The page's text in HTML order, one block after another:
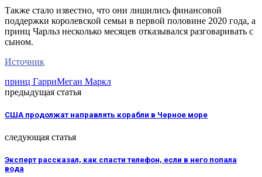
Также стало известно, что они лишились финансовой
поддержки королевской семьи в первой половине 2020 года, а
принц Чарльз несколько месяцев отказывался разговаривать с
сыном.
Источник
принц ГарриМеган Маркл
предыдущая статья
США продолжат направлять корабли в Черное море
следующая статья
Эксперт рассказал, как спасти телефон, если в него попала
вода